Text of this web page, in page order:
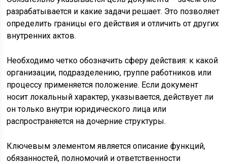
разрабатывается и какие задачи решает. Это позволяет
определить границы его действия и отличить от других
внутренних актов.
Необходимо четко обозначить сферу действия: к какой
организации, подразделению, группе работников или
процессу применяется положение. Если документ
носит локальный характер, указывается, действует ли
он только внутри юридического лица или
распространяется на дочерние структуры.
Ключевым элементом является описание функций,
обязанностей, полномочий и ответственности